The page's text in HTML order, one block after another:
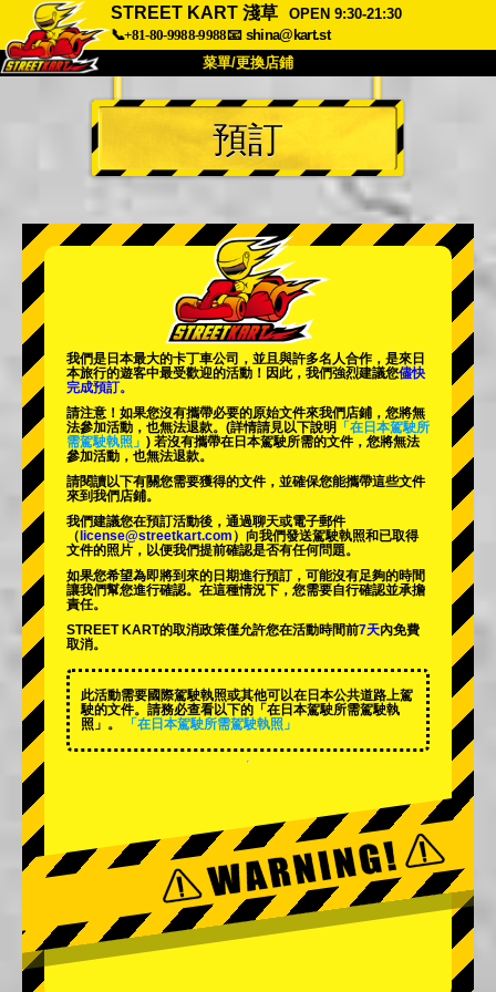
STREET KART 淺草
OPEN 9:30-21:30
📞+81-80-9988-9988📧 shina@kart.st
菜單/更換店鋪
首頁
關於 規格 價格
公司 預訂
更換店鋪
東京 秋葉原 #2
東京 澀谷附店 東京灣
東京 淺草 大阪
沖繩
預訂
我們是日本最大的卡丁車公司，並且與許多名人合作，是來日
本旅行的遊客中最受歡迎的活動 ！因此，我們強烈建議您儘快
完成預訂。
請注意！如果您沒有攜帶必要的原始文件來我們店鋪，您將無
法參加活動，也無法退款。 (詳情請見以下說明
「在日本駕駛所
需駕駛執照」 ) 若沒有攜帶在日本駕駛所需的文件，您將無法
參加活動，也無法退款。
請閱讀以下有關您需要獲得的文件，並確保您能攜帶這些文件
來到我們店鋪。
我們建議您在預訂活動後，通過聊天或電子郵件
（ license@streetkart.com ）向我們發送駕駛執照和已取得
文件的照片，以便我們提前確認是否有任何問題。
如果您希望為即將到來的日期進行預訂，可能沒有足夠的時間
讓我們幫您進行確認。在這種情況下，您需要自行確認並承擔
責任。
STREET KART的取消政策僅允許您在活動時間前7天內免費
取消。
此活動需要國際駕駛執照或其他可以在日本公共道路上駕
駛的文件。請務必查看以下的「在日本駕駛所需駕駛執
照」。
「在日本駕駛所需駕駛執照」